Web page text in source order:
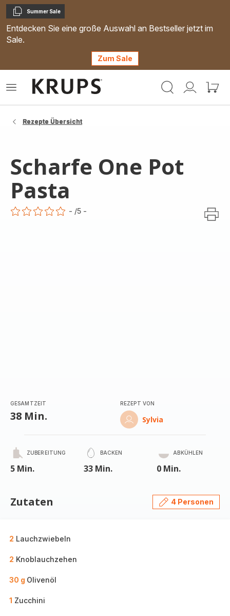
Kopieren
Summer Sale
Entdecken Sie eine große Auswahl an Bestseller jetzt im
Sale.
Zum Sale
Mein
Mein
Das
Rezepte Übersicht
Scharfe One Pot
Pasta
- /5 -
GESAMTZEIT
38 Min.
REZEPT VON
Sylvia
ZUBEREITUNG
5 Min.
BACKEN
33 Min.
ABKÜHLEN
0 Min.
Zutaten 4 Personen
2 Lauchzwiebeln
2 Knoblauchzehen
30 g Olivenöl
1 Zucchini